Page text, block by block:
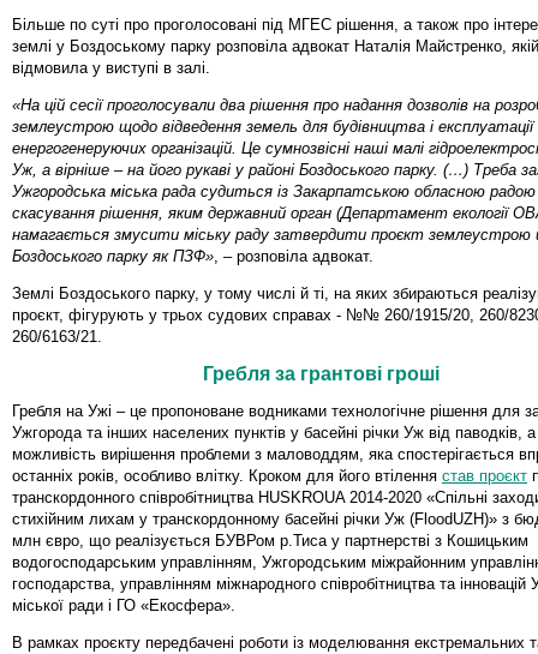
Більше по суті про проголосовані під МГЕС рішення, а також про
землі у Боздоському парку розповіла адвокат Наталія Майстренко,
відмовила у виступі в залі.
«На цій сесії проголосували два рішення про надання дозволів на
землеустрою щодо відведення земель для будівництва і експлуатації
енергогенеруючих організацій. Це сумнозвісні наші малі
Уж, а вірніше – на його рукаві у районі Боздоського парку. (…) Треба
Ужгородська міська рада судиться із Закарпатською обласною
скасування рішення, яким державний орган (Департамент екології
намагається змусити міську раду затвердити проєкт землеустрою
Боздоського парку як ПЗФ», – розповіла адвокат.
Землі Боздоського парку, у тому числі й ті, на яких збираються
проєкт, фігурують у трьох судових справах - №№ 260/1915/20, 260/
260/6163/21.
Гребля за грантові гроші
Гребля на Ужі – це пропоноване водниками технологічне рішення для
Ужгорода та інших населених пунктів у басейні річки Уж від паводків,
можливість вирішення проблеми з маловоддям, яка спостерігається
останніх років, особливо влітку. Кроком для його втілення став проєкт
транскордонного співробітництва HUSKROUA 2014-2020 «Спільні
стихійним лихам у транскордонному басейні річки Уж (FloodUZH)» з
млн євро, що реалізується БУВРом р.Тиса у партнерстві з Кошицьким
водогосподарським управлінням, Ужгородським міжрайонним
господарства, управлінням міжнародного співробітництва та інновацій
міської ради і ГО «Екосфера».
В рамках проєкту передбачені роботи із моделювання екстремальних